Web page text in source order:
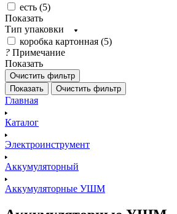
есть (5)
Показать
Тип упаковки
коробка картонная (5)
? Примечание
Показать
Очистить фильтр
Показать
Очистить фильтр
Главная
Каталог
Электроинструмент
Аккумуляторный
Аккумуляторные УШМ